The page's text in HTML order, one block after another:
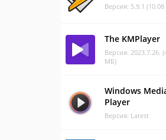
Версия: 5.9.1
The KMPlayer
Версия: 2023.7.26.
МБ)
Windows
Player
Версия: Latest